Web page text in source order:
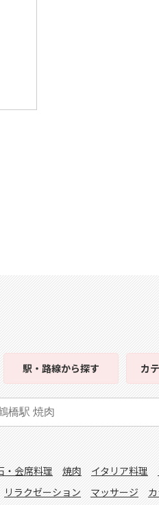
駅・路線から探す カ
・会席料理 焼肉 イタリア料理
リラクゼーション マッサージ